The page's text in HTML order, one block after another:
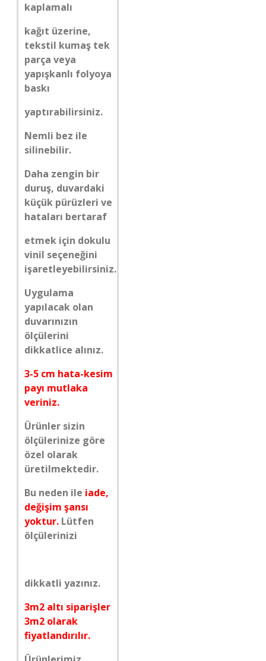
kaplamalı
kağıt üzerine,
tekstil kumaş tek
parça veya
yapışkanlı folyoya
baskı
yaptırabilirsiniz.
Nemli bez ile
silinebilir.
Daha zengin bir
duruş, duvardaki
küçük pürüzleri ve
hataları bertaraf
etmek için dokulu
vinil seçeneğini
işaretleyebilirsiniz.
Uygulama
yapılacak olan
duvarınızın
ölçülerini
dikkatlice alınız.
3-5 cm hata-kesim
payı mutlaka
veriniz.
Ürünler sizin
ölçülerinize göre
özel olarak
üretilmektedir.
Bu neden ile iade,
değişim şansı
yoktur. Lütfen
ölçülerinizi
dikkatli yazınız.
3m2 altı siparişler
3m2 olarak
fiyatlandırılır.